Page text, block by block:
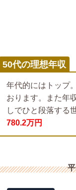
50代の理想年収
年代的にはトップ
おります。また年
しでひと段落する
780.2万円